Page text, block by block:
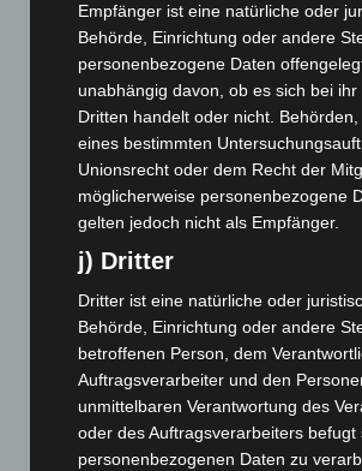
Juni 2024(107)
(149)
April 2024(102)
März 2024(103)
Februar 2024
(103)
Januar 2024(111)
Dezember 2023(130)
November 2023(130)
Oktober 2023 (114)
September 2023(133)
August 2023(134)
Juli 2023(118)
(142)
Empfänger ist eine natürliche oder
Behörde, Einrichtung oder andere
personenbezogene Daten
unabhängig davon, ob es sich bei ihr
Dritten handelt oder nicht.
eines bestimmten
Unionsrecht oder dem Recht der
möglicherweise personenbezogene
gelten jedoch nicht als Empfänger.
j) Dritter
Dritter ist eine natürliche oder
Behörde, Einrichtung oder andere
betroffenen Person, dem
Auftragsverarbeiter und den
unmittelbaren Verantwortung des
oder des Auftragsverarbeiters befugt
personenbezogenen Daten zu